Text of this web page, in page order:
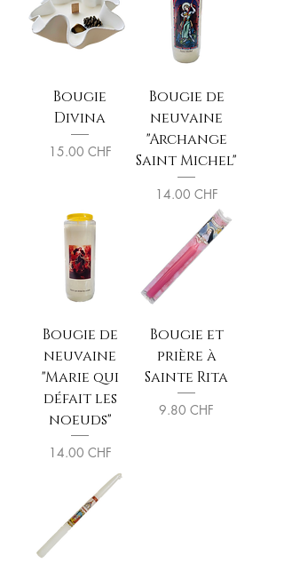
Bougie
Divina
Prix
15.00 CHF
Bougie de
neuvaine
"Archange
Saint Michel"
Prix
14.00 CHF
Bougie de
neuvaine
"Marie qui
défait les
noeuds"
Prix
14.00 CHF
Bougie et
prière à
Sainte Rita
Prix
9.80 CHF